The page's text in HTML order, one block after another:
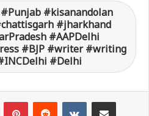
#kisanandolan
#jharkhand
#AAPDelhi
#BJP #writer #writing
#Delhi
VKontakte